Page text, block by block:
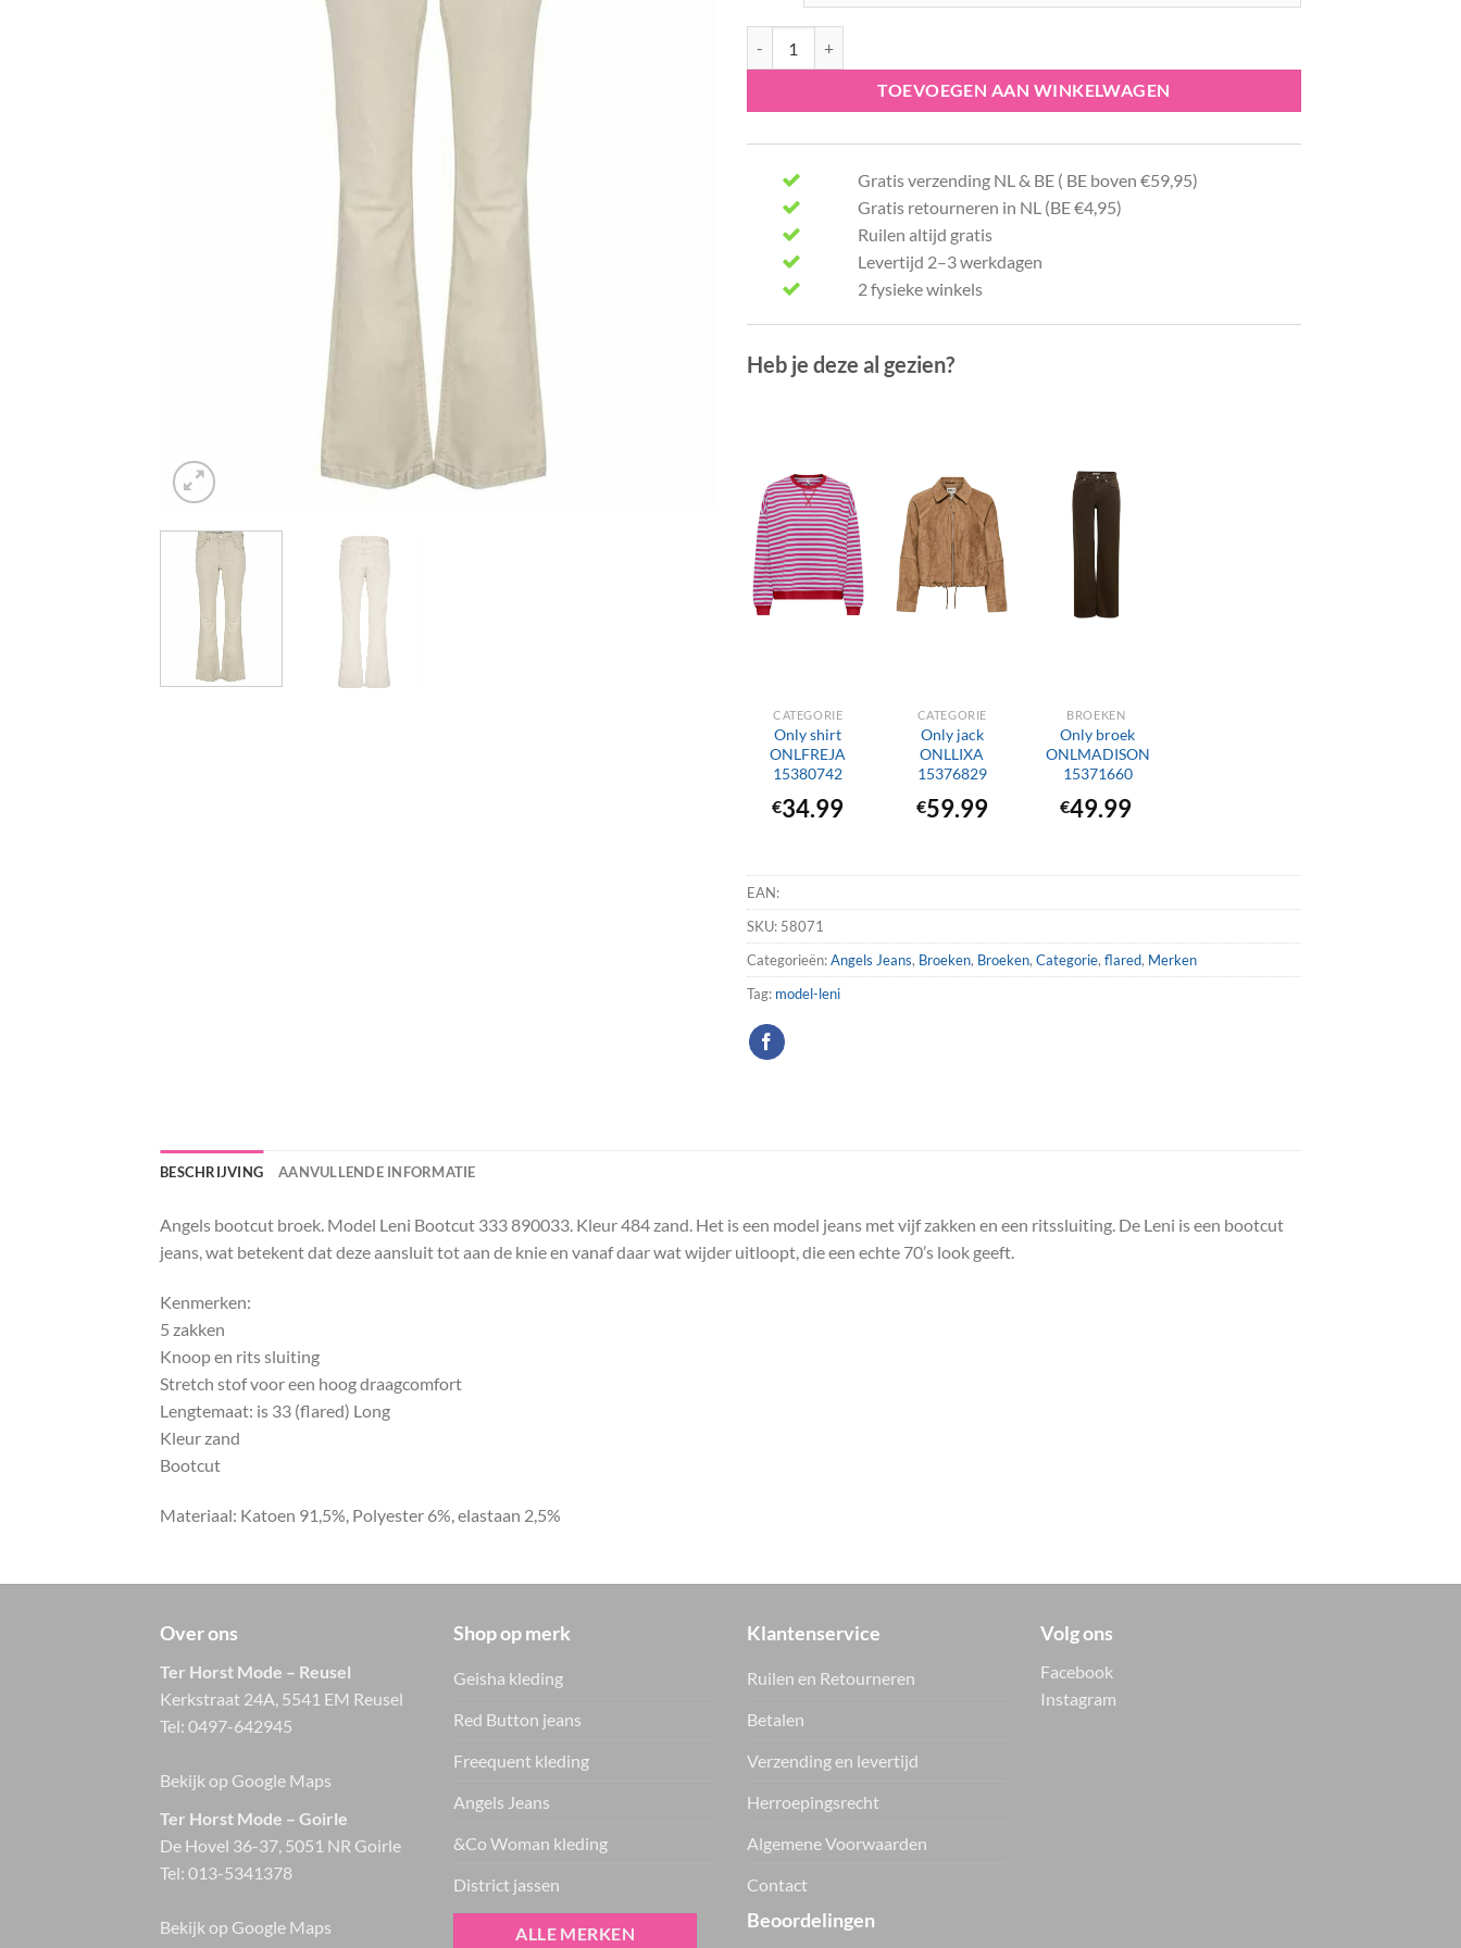
TOEVOEGEN AAN WINKELWAGEN
Gratis verzending NL & BE ( BE boven €59,95)
Gratis retourneren in NL (BE €4,95)
Ruilen altijd gratis
Levertijd 2–3 werkdagen
2 fysieke winkels
Heb je deze al gezien?
CATEGORIE
Only shirt
ONLFREJA
15380742
€34.99
CATEGORIE
Only jack
ONLLIXA
15376829
€59.99
BROEKEN
Only broek
ONLMADISON
15371660
€49.99
EAN:
SKU: 58071
Categorieën:Angels Jeans, Broeken, Broeken, Categorie, flared, Merken
Tag: model-leni
BESCHRIJVING AANVULLENDE INFORMATIE
Angels bootcut broek. Model Leni Bootcut 333 890033. Kleur 484 zand. Het is een model jeans met vijf zakken en een ritssluiting. De Leni is een bootcut
jeans, wat betekent dat deze aansluit tot aan de knie en vanaf daar wat wijder uitloopt, die een echte 70’s look geeft.
Kenmerken:
5 zakken
Knoop en rits sluiting
Stretch stof voor een hoog draagcomfort
Lengtemaat: is 33 (flared) Long
Kleur zand
Bootcut
Materiaal: Katoen 91,5%, Polyester 6%, elastaan 2,5%
Over ons
Ter Horst Mode – Reusel
Kerkstraat 24A, 5541 EM Reusel
Tel: 0497-642945
Bekijk op Google Maps
Ter Horst Mode – Goirle
De Hovel 36-37, 5051 NR Goirle
Tel: 013-5341378
Bekijk op Google Maps
Shop op merk
Geisha kleding
Red Button jeans
Freequent kleding
Angels Jeans
&Co Woman kleding
District jassen
ALLE MERKEN
Klantenservice
Ruilen en Retourneren
Betalen
Verzending en levertijd
Herroepingsrecht
Algemene Voorwaarden
Contact
Beoordelingen
Volg ons
Facebook
Instagram